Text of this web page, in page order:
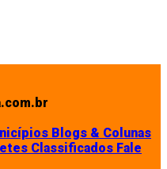
Blogs & Colunas
Classificados Fale